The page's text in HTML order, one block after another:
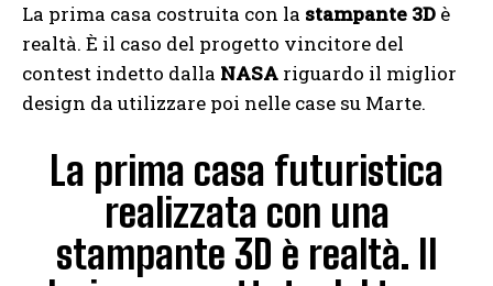
La prima casa costruita con la stampante 3D è
realtà. È il caso del progetto vincitore del
contest indetto dalla NASA riguardo il miglior
design da utilizzare poi nelle case su Marte.
La prima casa futuristica
realizzata con una
stampante 3D è realtà. Il